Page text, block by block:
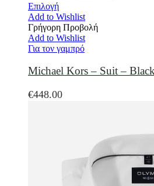
Επιλογή
Add to Wishlist
Γρήγορη Προβολή
Add to Wishlist
Για τον γαμπρό
Michael Kors – Suit –
€448.00